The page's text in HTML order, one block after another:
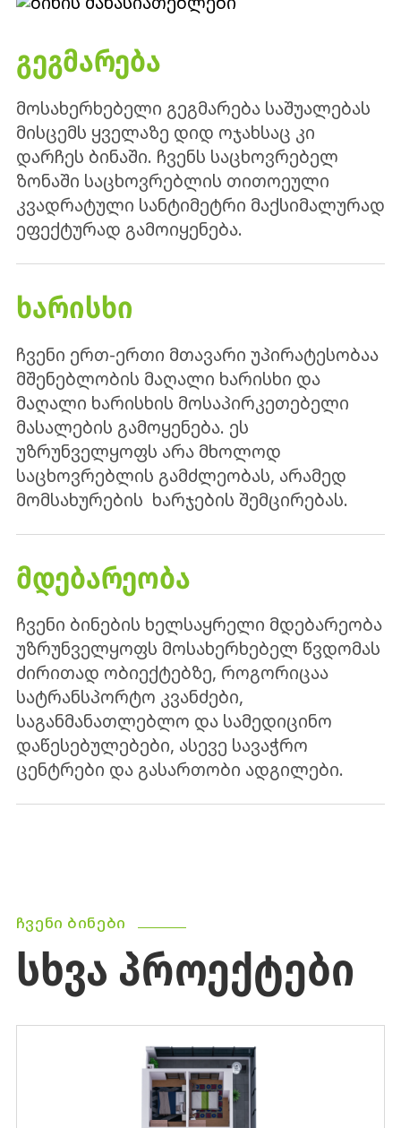
ᲒᲔᲒᲛᲐᲠᲔᲑᲐ
მოსახერხებელი გეგმარება საშუალებას
მისცემს ყველაზე დიდ ოჯახსაც კი
დარჩეს ბინაში. ჩვენს საცხოვრებელ
ზონაში საცხოვრებლის თითოეული
კვადრატული სანტიმეტრი მაქსიმალურად
ეფექტურად გამოიყენება.
ᲮᲐᲠᲘᲡᲮᲘ
ჩვენი ერთ-ერთი მთავარი უპირატესობაა
მშენებლობის მაღალი ხარისხი და
მაღალი ხარისხის მოსაპირკეთებელი
მასალების გამოყენება. ეს
უზრუნველყოფს არა მხოლოდ
საცხოვრებლის გამძლეობას, არამედ
მომსახურების ხარჯების შემცირებას.
ᲛᲓᲔᲑᲐᲠᲔᲝᲑᲐ
ჩვენი ბინების ხელსაყრელი მდებარეობა
უზრუნველყოფს მოსახერხებელ წვდომას
ძირითად ობიექტებზე, როგორიცაა
სატრანსპორტო კვანძები,
საგანმანათლებლო და სამედიცინო
დაწესებულებები, ასევე სავაჭრო
ცენტრები და გასართობი ადგილები.
ᲩᲕᲔᲜᲘ ᲑᲘᲜᲔᲑᲘ
ᲡᲮᲕᲐ ᲞᲠᲝᲔᲥᲢᲔᲑᲘ